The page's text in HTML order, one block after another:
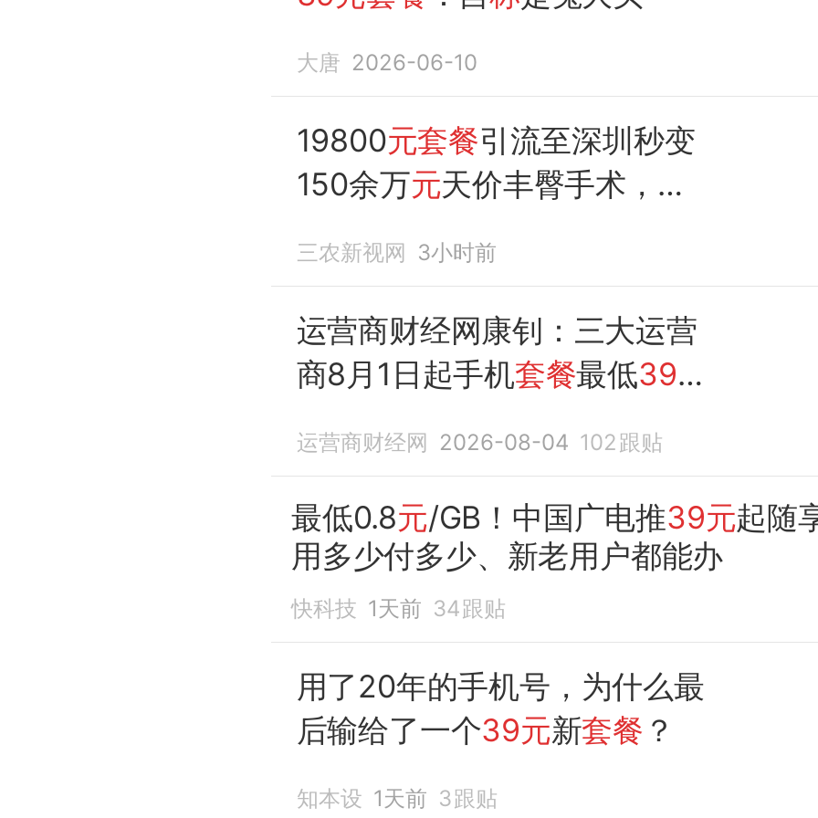
大唐 2026-06-10
19800元套餐引流至深圳秒变
150余万元天价丰臀手术， 女
万元贷款；涉事美容机构回应
三农新视网 3小时前
运营商财经网康钊：三大运营
商8月1日起手机套餐最低39
运营商财经网 2026-08-04 102 跟贴
最低0.8元/GB！中国广电推39元起随
用多少付多少、新老用户都能办
快科技 1天前 34跟贴
用了20年的手机号，为什么最
后输给了一个39元新套餐 ？
知本设 1天前 3跟贴